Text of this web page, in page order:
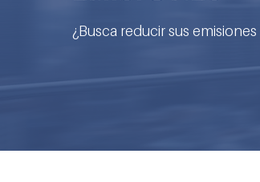
¿Busca reducir sus emisiones